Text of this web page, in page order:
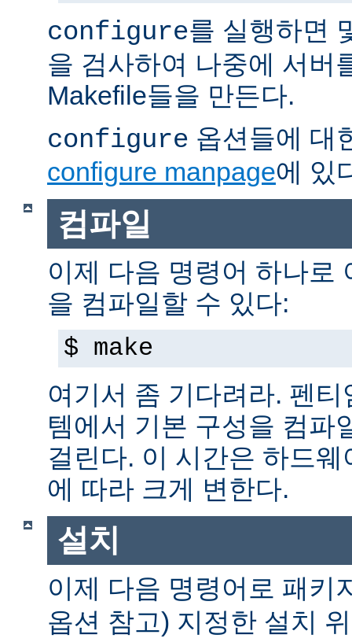
configure를 실행하면
을 검사하여 나중에 서버
Makefile들을 만든다.
configure 옵션들에 대
configure manpage에 있
컴파일
이제 다음 명령어 하나로
을 컴파일할 수 있다:
$ make
여기서 좀 기다려라. 펜
템에서 기본 구성을 컴파
걸린다. 이 시간은 하드
에 따라 크게 변한다.
설치
이제 다음 명령어로 패키
옵션 참고) 지정한 설치